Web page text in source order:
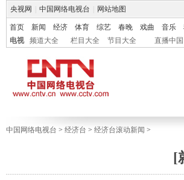
央视网 中国网络电视台 网站地图
首页 新闻 经济 体育 综艺 春晚 戏曲 音乐
电视
频道大全 栏目大全 节目大全 直播中国
中国网络电视台 > 经济台 > 经济台滚动新闻 >
[